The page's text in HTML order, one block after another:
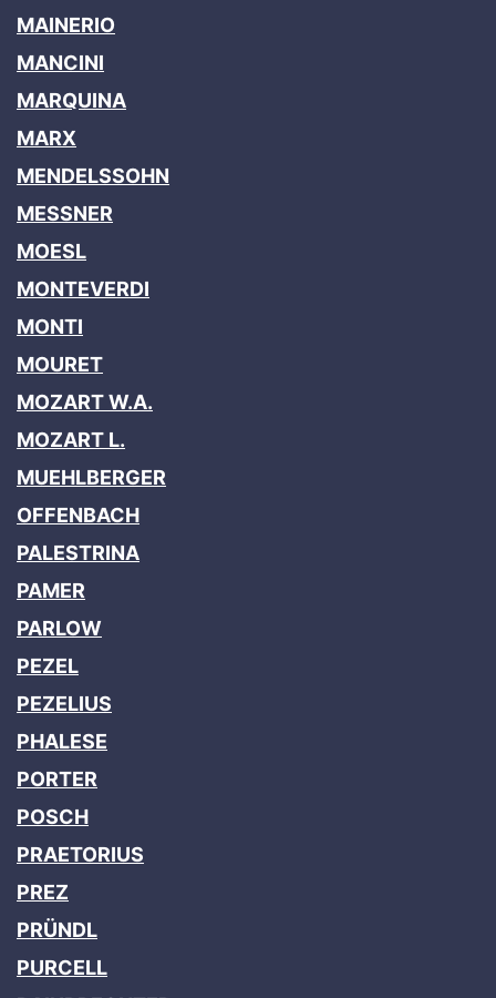
MAINERIO
MANCINI
MARQUINA
MARX
MENDELSSOHN
MESSNER
MOESL
MONTEVERDI
MONTI
MOURET
MOZART W.A.
MOZART L.
MUEHLBERGER
OFFENBACH
PALESTRINA
PAMER
PARLOW
PEZEL
PEZELIUS
PHALESE
PORTER
POSCH
PRAETORIUS
PREZ
PRÜNDL
PURCELL